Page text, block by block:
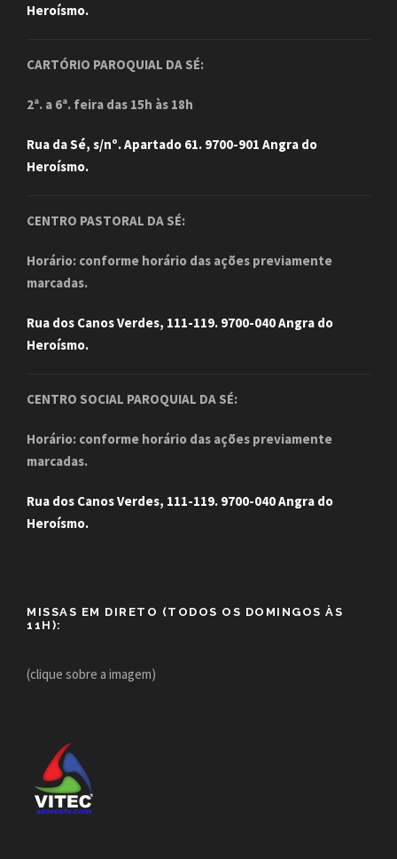
Heroísmo.
CARTÓRIO PAROQUIAL DA SÉ:
2ª. a 6ª. feira das 15h às 18h
Rua da Sé, s/nº. Apartado 61. 9700-901 Angra do
Heroísmo.
CENTRO PASTORAL DA SÉ:
Horário: conforme horário das ações previamente
marcadas.
Rua dos Canos Verdes, 111-119. 9700-040 Angra do
Heroísmo.
CENTRO SOCIAL PAROQUIAL DA SÉ:
Horário: conforme horário das ações previamente
marcadas.
Rua dos Canos Verdes, 111-119. 9700-040 Angra do
Heroísmo.
MISSAS EM DIRETO (TODOS OS DOMINGOS ÀS
11H):
(clique sobre a imagem)